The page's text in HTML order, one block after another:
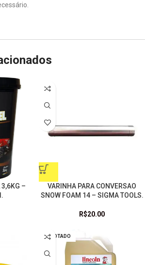
3,6KG –
VARINHA PARA CONVERSAO
SNOW FOAM 14 – SIGMA TOOLS.
R$20.00
ESGOTADO